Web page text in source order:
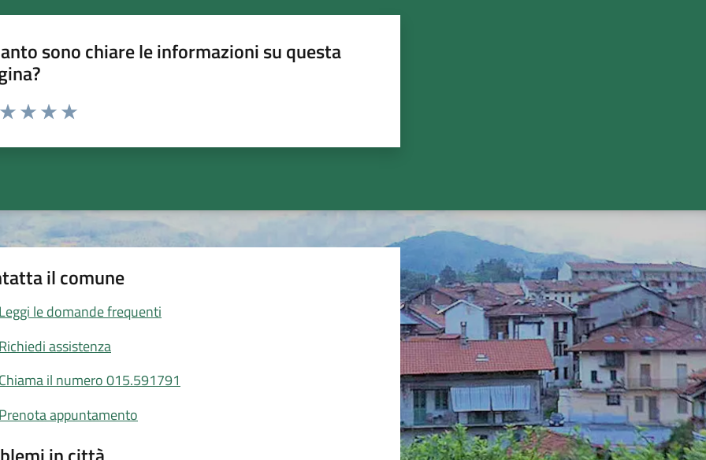
sono chiare le informazioni su questa
da 1 a 5 stelle la pagina
il comune
Leggi le domande frequenti
Richiedi assistenza
Chiama il numero 015.591791
Prenota appuntamento